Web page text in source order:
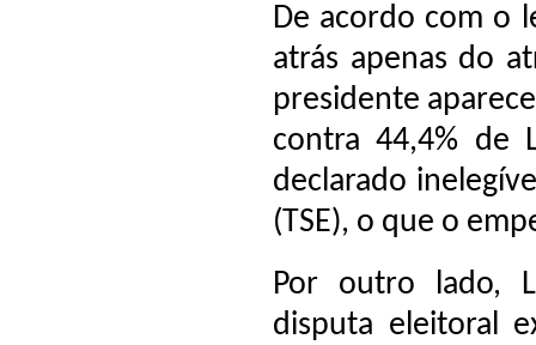
De acordo com o
atrás apenas do
presidente
contra 44,4% de
declarado
(TSE), o que o
Por outro lado,
disputa eleitoral